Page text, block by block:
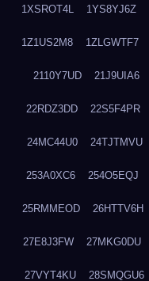
1XSROT4L 1YS8YJ6Z
1Z1US2M8 1ZLGWTF7
2110Y7UD 21J9UIA6
22RDZ3DD 22S5F4PR
24MC44U0 24TJTMVU
253A0XC6 254O5EQJ
25RMMEOD 26HTTV6H
27E8J3FW 27MKG0DU
27VYT4KU 28SMQGU6